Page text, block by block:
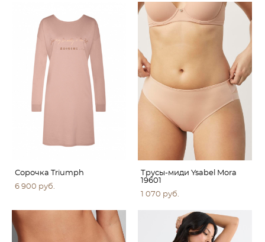
Сорочка Triumph
6 900 pуб.
Трусы-миди Ysabel Mora
19601
1 070 pуб.